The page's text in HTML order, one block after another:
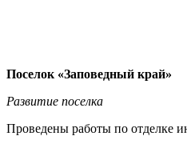
Поселок «Заповедный край»
Развитие поселка
Проведены работы по отделке